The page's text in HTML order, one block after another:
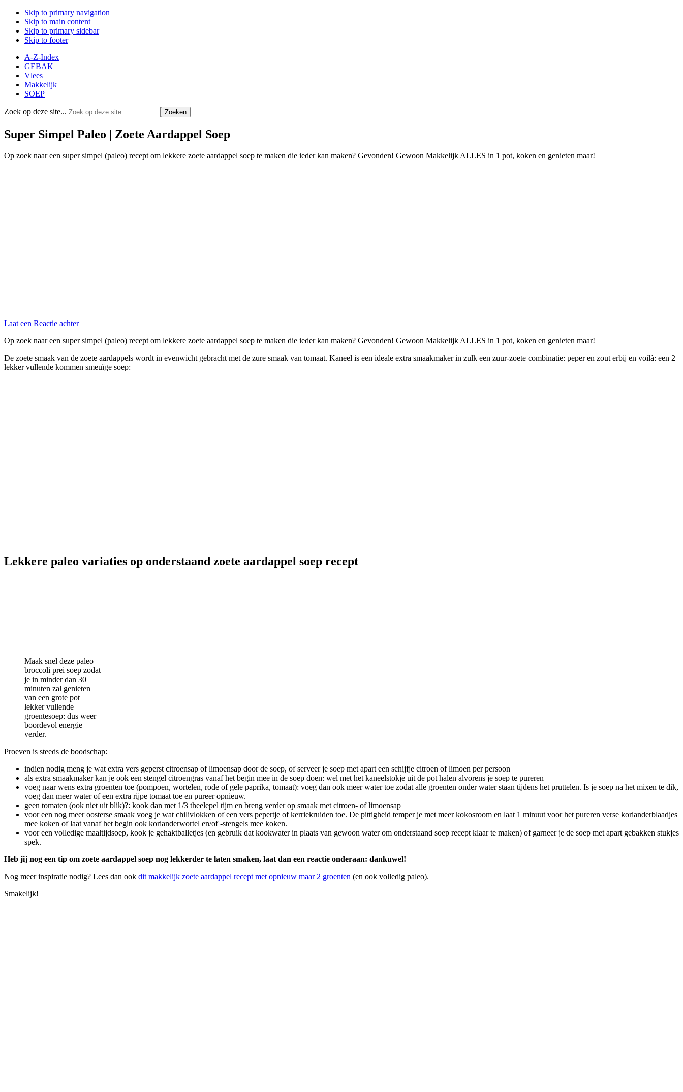
Skip to primary navigation
Skip to main content
Skip to primary sidebar
Skip to footer
A-Z-Index
GEBAK
Vlees
Makkelijk
SOEP
Zoek op deze site...
Super Simpel Paleo | Zoete Aardappel Soep
Op zoek naar een super simpel (paleo) recept om lekkere zoete aardappel soep te maken die ieder kan maken? Gevonden! Gewoon Makkelijk ALLES in 1 pot, koken en genieten maar!
Laat een Reactie achter
Op zoek naar een super simpel (paleo) recept om lekkere zoete aardappel soep te maken die ieder kan maken? Gevonden! Gewoon Makkelijk ALLES in 1 pot, koken en genieten maar!
De zoete smaak van de zoete aardappels wordt in evenwicht gebracht met de zure smaak van tomaat. Kaneel is een ideale extra smaakmaker in zulk een zuur-zoete combinatie: peper en zout erbij en voilà: een 2
lekker vullende kommen smeuïge soep:
Lekkere paleo variaties op onderstaand zoete aardappel soep recept
Maak snel deze paleo
broccoli prei soep zodat
je in minder dan 30
minuten zal genieten
van een grote pot
lekker vullende
groentesoep: dus weer
boordevol energie
verder.
Proeven is steeds de boodschap:
indien nodig meng je wat extra vers geperst citroensap of limoensap door de soep, of serveer je soep met apart een schijfje citroen of limoen per persoon
als extra smaakmaker kan je ook een stengel citroengras vanaf het begin mee in de soep doen: wel met het kaneelstokje uit de pot halen alvorens je soep te pureren
voeg naar wens extra groenten toe (pompoen, wortelen, rode of gele paprika, tomaat): voeg dan ook meer water toe zodat alle groenten onder water staan tijdens het pruttelen. Is je soep na het mixen te dik,
voeg dan meer water of een extra rijpe tomaat toe en pureer opnieuw.
geen tomaten (ook niet uit blik)?: kook dan met 1/3 theelepel tijm en breng verder op smaak met citroen- of limoensap
voor een nog meer oosterse smaak voeg je wat chilivlokken of een vers pepertje of kerriekruiden toe. De pittigheid temper je met meer kokosroom en laat 1 minuut voor het pureren verse korianderblaadjes
mee koken of laat vanaf het begin ook korianderwortel en/of -stengels mee koken.
voor een volledige maaltijdsoep, kook je gehaktballetjes (en gebruik dat kookwater in plaats van gewoon water om onderstaand soep recept klaar te maken) of garneer je de soep met apart gebakken stukjes
spek.
Heb jij nog een tip om zoete aardappel soep nog lekkerder te laten smaken, laat dan een reactie onderaan: dankuwel!
Nog meer inspiratie nodig? Lees dan ook dit makkelijk zoete aardappel recept met opnieuw maar 2 groenten (en ook volledig paleo).
Smakelijk!